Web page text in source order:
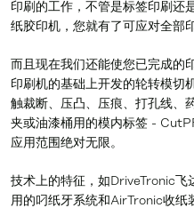
印刷的工作，不管是标签印刷还
纸胶印机，您就有了可应对全部
而且现在我们还能使您已完成的
印刷机的基础上开发的轮转模
触裁断、压凸、压痕、打孔线、
夹或油漆桶用的模内标签 -
应用范围绝对无限。
技术上的特征，如DriveTronic飞
用的叼纸牙系统和AirTronic收纸